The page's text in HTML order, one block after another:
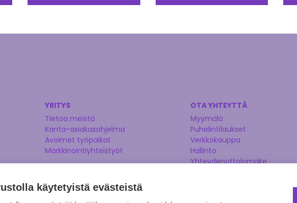
YRITYS
Tietoa meistä
Kanta-asiakasohjelma
Avoimet työpaikat
Markkinointiyhteistyöt
OTA YHTEYTTÄ
Myymälä
Puhelintilaukset
Verkkokauppa
Hallinto
Yhteydenottolomake
käytetyistä evästeistä